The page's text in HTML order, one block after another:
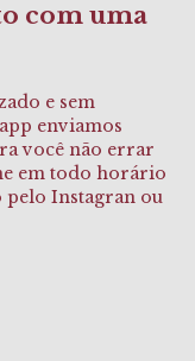
com uma
e sem
enviamos
você não errar
em todo horário
Instagran ou